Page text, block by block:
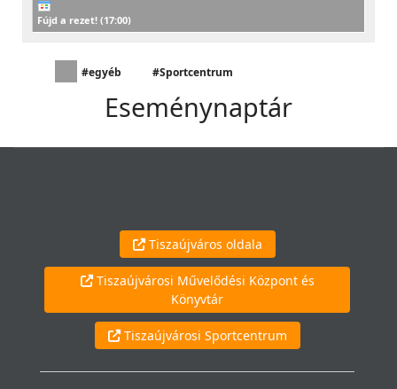
Fújd a rezet! (17:00)
#egyéb #Sportcentrum
Eseménynaptár
Tiszaújváros oldala
Tiszaújvárosi Művelődési Központ és
Könyvtár
Tiszaújvárosi Sportcentrum